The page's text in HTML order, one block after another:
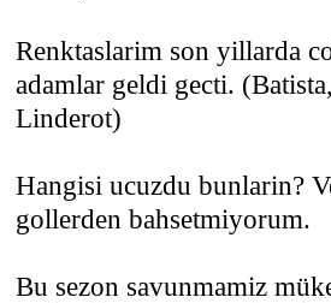
Renktaslarim son yillarda
adamlar geldi gecti.
Linderot)
Hangisi ucuzdu bunlarin?
gollerden bahsetmiyorum.
Bu sezon savunmamiz